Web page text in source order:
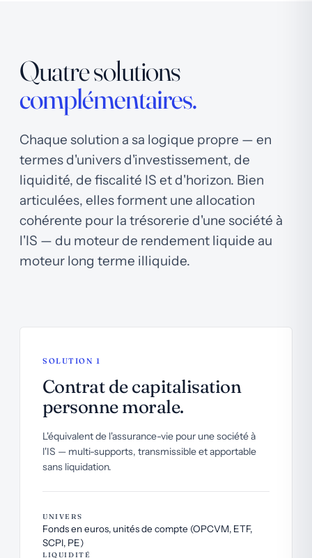
Quatre solutions
complémentaires.
Chaque solution a sa logique propre — en
termes d'univers d'investissement, de
liquidité, de fiscalité IS et d'horizon. Bien
articulées, elles forment une allocation
cohérente pour la trésorerie d'une société à
l'IS — du moteur de rendement liquide au
moteur long terme illiquide.
SOLUTION 1
Contrat de capitalisation
personne morale.
L'équivalent de l'assurance-vie pour une société à
l'IS — multi-supports, transmissible et apportable
sans liquidation.
UNIVERS
Fonds en euros, unités de compte (OPCVM, ETF,
SCPI, PE)
LIQUIDITÉ